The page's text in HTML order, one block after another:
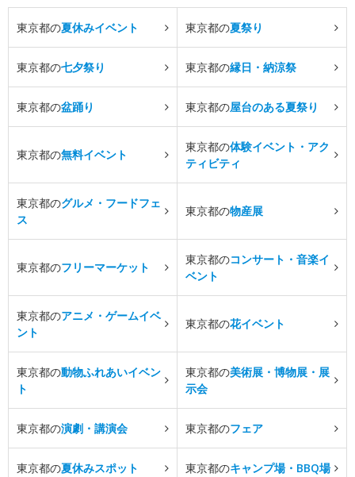
東京都の夏休みイベント 東京都の夏祭り
東京都の七夕祭り 東京都の縁日・納涼祭
東京都の盆踊り 東京都の屋台のある夏祭り
東京都の無料イベント
東京都の体験イベント・アク
ティビティ
東京都のグルメ・フードフェ
ス
東京都の物産展
東京都のフリーマーケット
東京都のコンサート・音楽イ
ベント
東京都のアニメ・ゲームイベ
ント
東京都の花イベント
東京都の動物ふれあいイベン
ト
東京都の美術展・博物展・展
示会
東京都の演劇・講演会 東京都のフェア
東京都の夏休みスポット 東京都のキャンプ場・BBQ場